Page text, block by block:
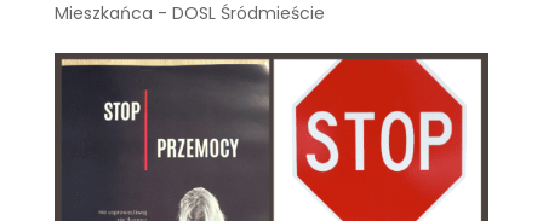
Mieszkańca - DOSL Śródmieście